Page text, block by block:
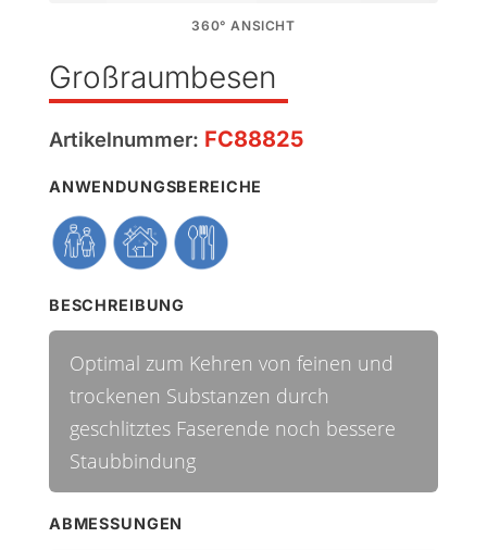
360° ANSICHT
Großraumbesen
Artikelnummer: FC88825
ANWENDUNGSBEREICHE
BESCHREIBUNG
Optimal zum Kehren von feinen und
trockenen Substanzen durch
geschlitztes Faserende noch bessere
Staubbindung
ABMESSUNGEN